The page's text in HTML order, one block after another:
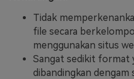
Tidak
file secara
menggunakan situs
Sangat sedikit format
dibandingkan